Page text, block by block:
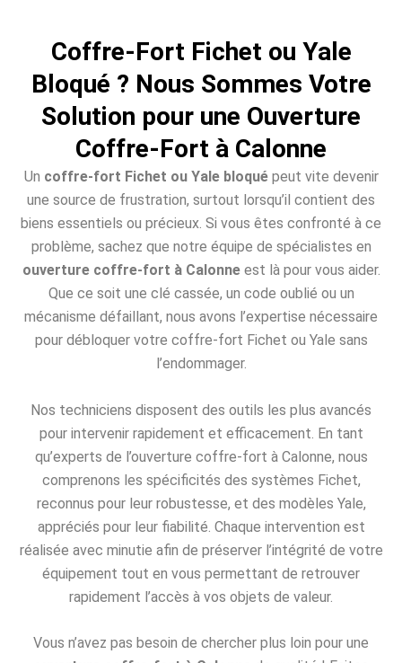
Coffre-Fort Fichet ou Yale
Bloqué ? Nous Sommes Votre
Solution pour une Ouverture
Coffre-Fort à Calonne
Un coffre-fort Fichet ou Yale bloquépeut vite devenir
une source de frustration, surtout lorsqu’il contient des
biens essentiels ou précieux. Si vous êtes confronté à ce
problème, sachez que notre équipe de spécialistes en
ouverture coffre-fort à Calonneest là pour vous aider.
Que ce soit une clé cassée, un code oublié ou un
mécanisme défaillant, nous avons l’expertise nécessaire
pour débloquer votre coffre-fort Fichet ou Yale sans
l’endommager.
Nos techniciens disposent des outils les plus avancés
pour intervenir rapidement et efficacement. En tant
qu’experts de l’ouverture coffre-fort à Calonne, nous
comprenons les spécificités des systèmes Fichet,
reconnus pour leur robustesse, et des modèles Yale,
appréciés pour leur fiabilité. Chaque intervention est
réalisée avec minutie afin de préserver l’intégrité de votre
équipement tout en vous permettant de retrouver
rapidement l’accès à vos objets de valeur.
Vous n’avez pas besoin de chercher plus loin pour une